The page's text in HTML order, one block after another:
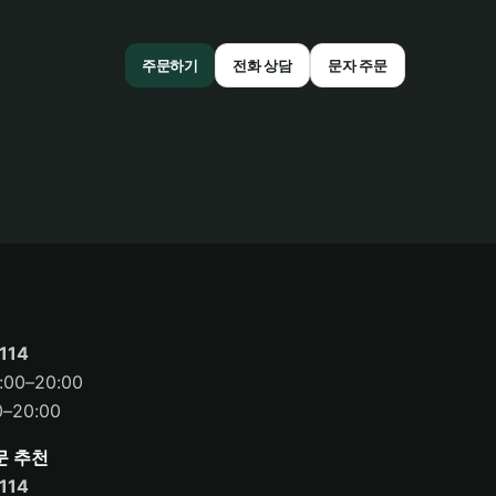
주문하기 전화 상담 문자 주문
추천